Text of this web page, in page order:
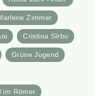
Zimmer
Cristina Sîrbu
Grüne Jugend
im Römer